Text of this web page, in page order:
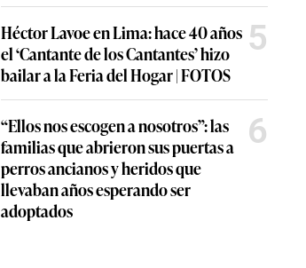
Héctor Lavoe en Lima: hace 40 años
el ‘Cantante de los Cantantes’ hizo
bailar a la Feria del Hogar | FOTOS
5
“Ellos nos escogen a nosotros”: las
familias que abrieron sus puertas a
perros ancianos y heridos que
llevaban años esperando ser
adoptados
6